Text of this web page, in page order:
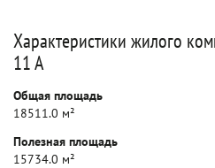
Характеристики жилого
11 А
Общая площадь
18511.0 м²
Полезная площадь
15734.0 м²